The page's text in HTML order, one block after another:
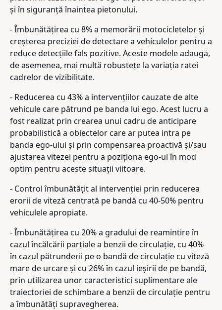
și în siguranță înaintea pietonului.
- Îmbunătățirea cu 8% a memorării motocicletelor și
creșterea preciziei de detectare a vehiculelor pentru a
reduce detecțiile fals pozitive. Aceste modele adaugă,
de asemenea, mai multă robustețe la variația ratei
cadrelor de vizibilitate.
- Reducerea cu 43% a intervențiilor cauzate de alte
vehicule care pătrund pe banda lui ego. Acest lucru a
fost realizat prin crearea unui cadru de anticipare
probabilistică a obiectelor care ar putea intra pe
banda ego-ului și prin compensarea proactivă și/sau
ajustarea vitezei pentru a poziționa ego-ul în mod
optim pentru aceste situații viitoare.
- Control îmbunătățit al intervenției prin reducerea
erorii de viteză centrată pe bandă cu 40-50% pentru
vehiculele apropiate.
- Îmbunătățirea cu 20% a gradului de reamintire în
cazul încălcării parțiale a benzii de circulație, cu 40%
în cazul pătrunderii pe o bandă de circulație cu viteză
mare de urcare și cu 26% în cazul ieșirii de pe bandă,
prin utilizarea unor caracteristici suplimentare ale
traiectoriei de schimbare a benzii de circulație pentru
a îmbunătăți supravegherea.